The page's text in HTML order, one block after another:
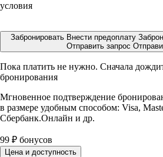
условия
Забронировать Внести предоплату
Отправить запрос
Пока платить не нужно. Сначала
бронирования
Мгновенное подтверждение
в размере удобным способом: Visa,
Сбербанк.Онлайн и др.
99 ₽ бонусов
Цена и доступность